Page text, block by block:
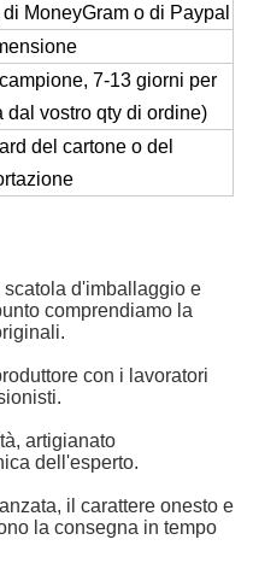
MoneyGram o di Paypal
7-13 giorni per
dal vostro qty di ordine)
del cartone o del
d'imballaggio e
comprendiamo la
con i lavoratori
artigianato
dell'esperto.
il carattere onesto e
la consegna in tempo